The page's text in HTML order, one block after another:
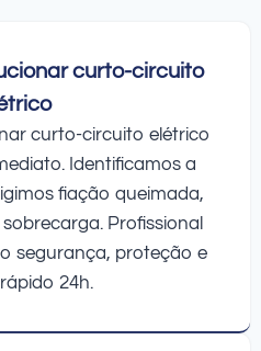
curto-circuito
curto-circuito elétrico
Identificamos a
fiação queimada,
Profissional
segurança, proteção e
24h.